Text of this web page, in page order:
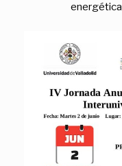
energética